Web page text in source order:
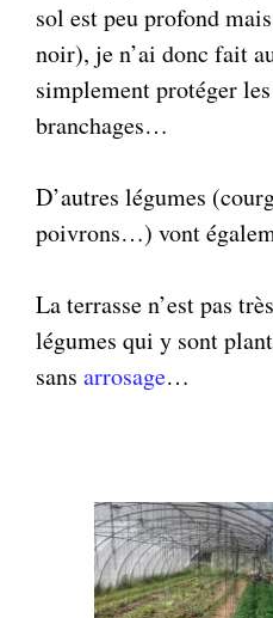
sol est peu profond
noir), je n’ai donc fait
simplement protéger
branchages…
D’autres légumes
poivrons…) vont
La terrasse n’est pas
légumes qui y sont
sans arrosage…